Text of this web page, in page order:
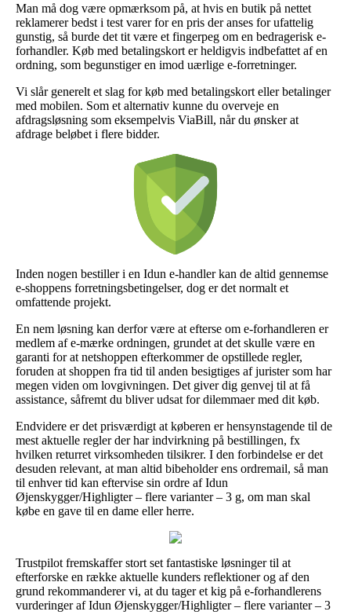
Man må dog være opmærksom på, at hvis en butik på nettet
reklamerer bedst i test varer for en pris der anses for ufattelig
gunstig, så burde det tit være et fingerpeg om en bedragerisk e-
forhandler. Køb med betalingskort er heldigvis indbefattet af en
ordning, som begunstiger en imod uærlige e-forretninger.
Vi slår generelt et slag for køb med betalingskort eller betalinger
med mobilen. Som et alternativ kunne du overveje en
afdragsløsning som eksempelvis ViaBill, når du ønsker at
afdrage beløbet i flere bidder.
Inden nogen bestiller i en Idun e-handler kan de altid gennemse
e-shoppens forretningsbetingelser, dog er det normalt et
omfattende projekt.
En nem løsning kan derfor være at efterse om e-forhandleren er
medlem af e-mærke ordningen, grundet at det skulle være en
garanti for at netshoppen efterkommer de opstillede regler,
foruden at shoppen fra tid til anden besigtiges af jurister som har
megen viden om lovgivningen. Det giver dig genvej til at få
assistance, såfremt du bliver udsat for dilemmaer med dit køb.
Endvidere er det prisværdigt at køberen er hensynstagende til de
mest aktuelle regler der har indvirkning på bestillingen, fx
hvilken returret virksomheden tilsikrer. I den forbindelse er det
desuden relevant, at man altid bibeholder ens ordremail, så man
til enhver tid kan eftervise sin ordre af Idun
Øjenskygger/Highligter – flere varianter – 3 g, om man skal
købe en gave til en dame eller herre.
Trustpilot fremskaffer stort set fantastiske løsninger til at
efterforske en række aktuelle kunders reflektioner og af den
grund rekommanderer vi, at du tager et kig på e-forhandlerens
vurderinger af Idun Øjenskygger/Highligter – flere varianter – 3